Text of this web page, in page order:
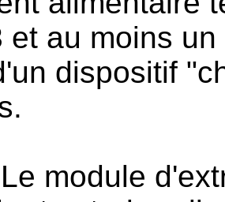
et au moins
dispositif
Le module